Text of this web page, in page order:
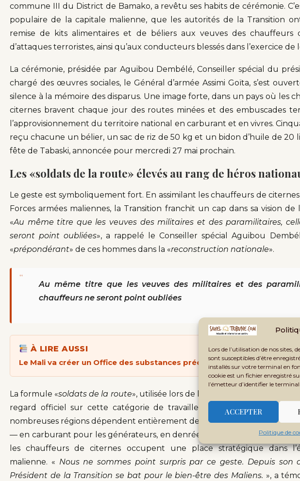
Lors de l’utilisation de nos
sont susceptibles d’être
installés sur votre terminal en
cookie est un fichier enregistré
l’émetteur d’identifier le
ACCEPTER
Politique de
commune III du District de Bamako, a revêtu ses habits de cérémonie.
populaire de la capitale malienne, que les autorités de la Transition
remise de kits alimentaires et de béliers aux veuves des chauffeurs
d’attaques terroristes, ainsi qu’aux conducteurs blessés dans l’exercice de
La cérémonie, présidée par Aguibou Dembélé, Conseiller spécial du
chargé des œuvres sociales, le Général d’armée Assimi Goïta, s’est
silence à la mémoire des disparus. Une image forte, dans un pays où les
citernes bravent chaque jour des routes minées et des embuscades
l’approvisionnement du territoire national en carburant et en vivres.
reçu chacune un bélier, un sac de riz de 50 kg et un bidon d’huile de 20
fête de Tabaski, annoncée pour mercredi 27 mai prochain.
Les «soldats de la route» élevés au rang de héros
Le geste est symboliquement fort. En assimilant les chauffeurs de
Forces armées maliennes, la Transition franchit un cap dans sa vision de
«Au même titre que les veuves des militaires et des paramilitaires,
seront point oubliées», a rappelé le Conseiller spécial Aguibou
«prépondérant» de ces hommes dans la «reconstruction nationale».
“
Au même titre que les veuves des militaires et des
chauffeurs ne seront point oubliées
À LIRE AUSSI
Le Mali va créer un Office des substances précieuses pour encadrer
La formule «soldats de la route», utilisée lors de la cérémonie, résume à
regard officiel sur cette catégorie de travailleurs longtemps invisible.
nombreuses régions dépendent entièrement des convois routiers pour
— en carburant pour les générateurs, en denrées alimentaires, en
les chauffeurs de citernes occupent une place stratégique dans
malienne. « Nous ne sommes point surpris par ce geste. Depuis son
Président de la Transition se bat pour le bien-être des Maliens. », a